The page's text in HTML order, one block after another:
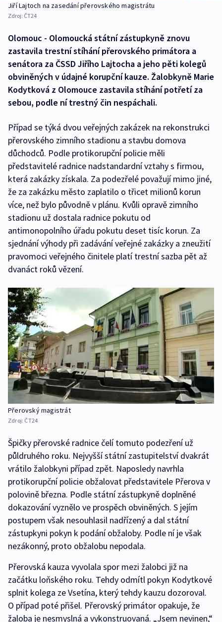
Jiří Lajtoch na zasedání přerovského magistrátu
Zdroj: ČT24
Olomouc - Olomoucká státní zástupkyně znovu
zastavila trestní stíhání přerovského primátora a
senátora za ČSSD Jiřího Lajtocha a jeho pěti kolegů
obviněných v údajné korupční kauze. Žalobkyně Marie
Kodytková z Olomouce zastavila stíhání potřetí za
sebou, podle ní trestný čin nespáchali.
Případ se týká dvou veřejných zakázek na rekonstrukci
přerovského zimního stadionu a stavbu domova
důchodců. Podle protikorupční policie měli
představitelé radnice nadstandardní vztahy s firmou,
která zakázky získala. Za podezřelé považují mimo jiné,
že za zakázku město zaplatilo o třicet milionů korun
více, než bylo původně v plánu. Kvůli opravě zimního
stadionu už dostala radnice pokutu od
antimonopolního úřadu pokutu deset tisíc korun. Za
sjednání výhody při zadávání veřejné zakázky a zneužití
pravomoci veřejného činitele platí trestní sazba pět až
dvanáct roků vězení.
Přerovský magistrát
Zdroj: ČT24
Špičky přerovské radnice čelí tomuto podezření už
půldruhého roku. Nejvyšší státní zastupitelství dvakrát
vrátilo žalobkyni případ zpět. Naposledy navrhla
protikorupční policie obžalovat představitele Přerova v
polovině března. Podle státní zástupkyně doplněné
dokazování vyznělo ve prospěch obviněných. S jejím
postupem však nesouhlasil nadřízený a dal státní
zástupkyni pokyn k podání obžaloby. Podle ní je však
nezákonný, proto obžalobu nepodala.
Přerovská kauza vyvolala spor mezi žalobci již na
začátku loňského roku. Tehdy odmítl pokyn Kodytkové
splnit kolega ze Vsetína, který tehdy kauzu dozoroval.
O případ poté přišel. Přerovský primátor opakuje, že
žaloba je nesmyslná a vykonstruovaná. „Jsem nevinen,“